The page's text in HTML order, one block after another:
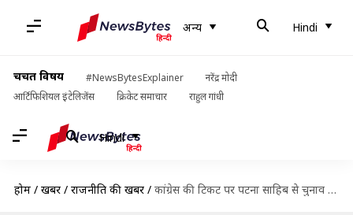
अन्य Hindi
चर्चित विषय #NewsBytesExplainer
नरेंद्र मोदी
आर्टिफिशियल इंटेलिजेंस
क्रिकेट समाचार राहुल गांधी
Hindi
होम / खबरें / राजनीति की खबरें / कांग्रेस की टिकट पर पटना साहिब से चुनाव लड़ सकते हैं भाजपा के बागी शत्रुघ्न सिन्हा